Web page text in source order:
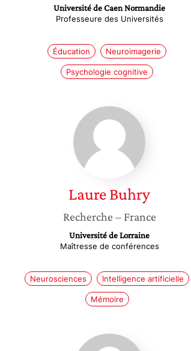
Université de Caen Normandie
Professeure des Universités
Éducation Neuroimagerie
Psychologie cognitive
Laure
Buhry
LaureBuhry
Recherche – France
Université de Lorraine
Maîtresse de conférences
Neurosciences Intelligence artificielle
Mémoire
Véronique